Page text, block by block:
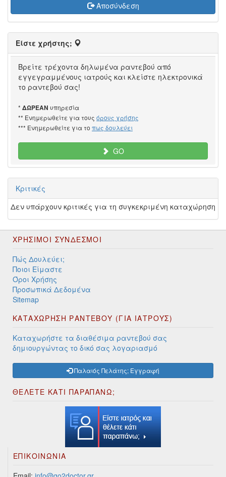
Αποσύνδεση
Είστε χρήστης;
Βρείτε τρέχοντα δηλωμένα ραντεβού από
εγγεγραμμένους ιατρούς και κλείστε ηλεκτρονικά
το ραντεβού σας!
* ΔΩΡΕΑΝ υπηρεσία
** Ενημερωθείτε για τους όρους χρήσης
*** Ενημερωθείτε για το πως δουλεύει
GO
Κριτικές
Δεν υπάρχουν κριτικές για τη συγκεκριμένη καταχώρηση
ΧΡΉΣΙΜΟΙ ΣΎΝΔΕΣΜΟΙ
Πώς Δουλεύει;
Ποιοι Είμαστε
Όροι Χρήσης
Προσωπικά Δεδομένα
Sitemap
ΚΑΤΑΧΩΡΗΣΗ ΡΑΝΤΕΒΟΥ (ΓΙΑ ΙΑΤΡΟΥΣ)
Καταχωρήστε τα διαθέσιμα ραντεβού σας
δημιουργώντας το δικό σας λογαριασμό
Παλαιός Πελάτης; Εγγραφή
ΘΕΛΕΤΕ ΚΑΤΙ ΠΑΡΑΠΑΝΩ;
ΕΠΙΚΟΙΝΩΝΊΑ